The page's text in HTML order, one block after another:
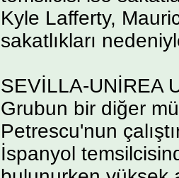
Kyle Lafferty,
sakatlıkları
SEVİLLA-UNİREA
Grubun bir diğer
Petrescu'nun
İspanyol